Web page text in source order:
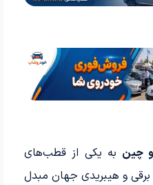
چین به یکی از قطب‌های
برقی و هیبریدی جهان مبدل